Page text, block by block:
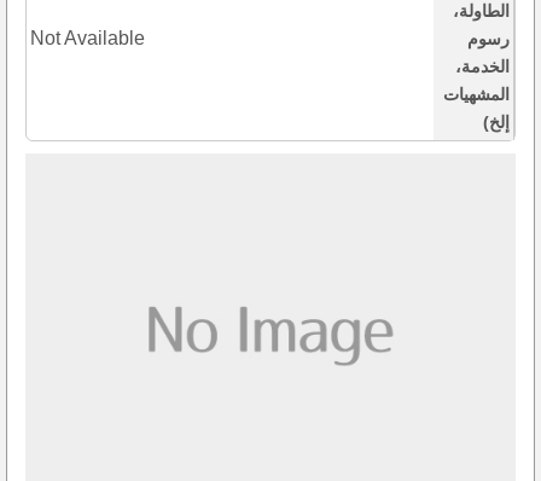
الطاولة،
رسوم
الخدمة،
المشهيات
إلخ)
Not Available